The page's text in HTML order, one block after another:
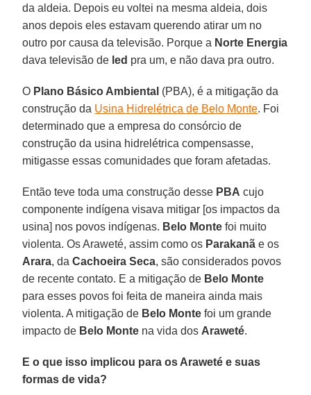
da aldeia. Depois eu voltei na mesma aldeia, dois
anos depois eles estavam querendo atirar um no
outro por causa da televisão. Porque a Norte Energia
dava televisão de led pra um, e não dava pra outro.
O Plano Básico Ambiental (PBA), é a mitigação da
construção da Usina Hidrelétrica de Belo Monte. Foi
determinado que a empresa do consórcio de
construção da usina hidrelétrica compensasse,
mitigasse essas comunidades que foram afetadas.
Então teve toda uma construção desse PBA cujo
componente indígena visava mitigar [os impactos da
usina] nos povos indígenas. Belo Monte foi muito
violenta. Os Araweté, assim como os Parakanã e os
Arara, da Cachoeira Seca, são considerados povos
de recente contato. E a mitigação de Belo Monte
para esses povos foi feita de maneira ainda mais
violenta. A mitigação de Belo Monte foi um grande
impacto de Belo Monte na vida dos Araweté.
E o que isso implicou para os Araweté e suas
formas de vida?